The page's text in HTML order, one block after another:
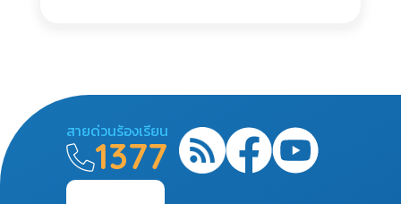
สายด่วนร้องเรียน
1377